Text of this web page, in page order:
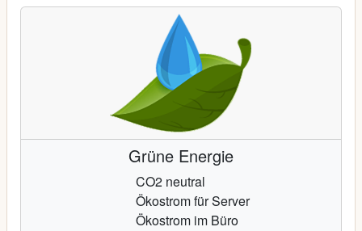
Grüne Energie
CO2 neutral
Ökostrom für Server
Ökostrom im Büro